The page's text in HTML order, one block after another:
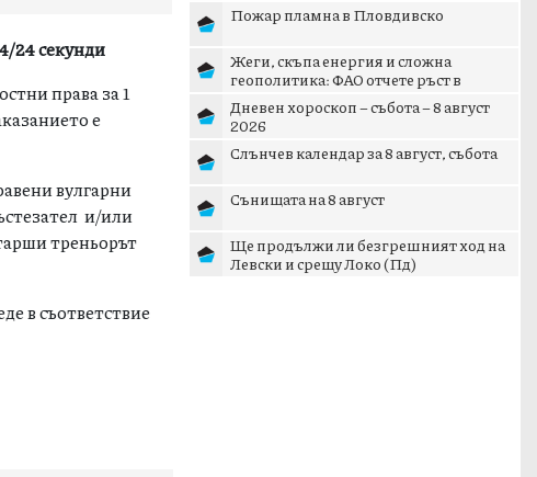
24 секунди
права за 1
е
вулгарни
и/или
треньорът
в съответствие
Пожар пламна в Пловдивско
Жеги, скъпа енергия и сложна
геополитика: ФАО отчете ръст в
световните цени на храните
Дневен хороскоп – събота – 8 август
2026
Слънчев календар за 8 август, събота
Сънищата на 8 август
Ще продължи ли безгрешният ход на
Левски и срещу Локо (Пд)